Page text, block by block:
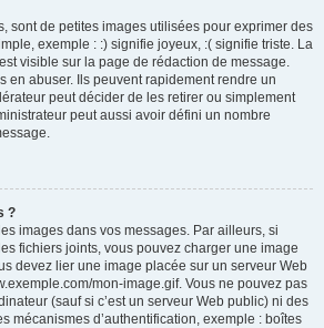
sont de petites images utilisées pour exprimer des
exemple : :) signifie joyeux, :( signifie triste. La
visible sur la page de rédaction de message.
en abuser. Ils peuvent rapidement rendre un
peut décider de les retirer ou simplement
peut aussi avoir défini un nombre
?
images dans vos messages. Par ailleurs, si
fichiers joints, vous pouvez charger une image
devez lier une image placée sur un serveur Web
mon-image.gif. Vous ne pouvez pas
(sauf si c’est un serveur Web public) ni des
mécanismes d’authentification, exemple : boîtes